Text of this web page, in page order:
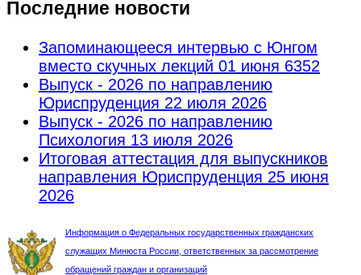
Последние новости
Запоминающееся интервью с Юнгом
вместо скучных лекций 01 июня 6352
Выпуск - 2026 по направлению
Юриспруденция 22 июля 2026
Выпуск - 2026 по направлению
Психология 13 июля 2026
Итоговая аттестация для выпускников
направления Юриспруденция 25 июня
2026
Информация о Федеральных государственных гражданских
служащих Минюста России, ответственных за рассмотрение
обращений граждан и организаций